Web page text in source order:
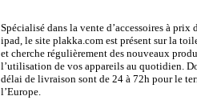
Spécialisé dans la vente d’accessoires à
ipad, le site plakka.com est présent sur la
et cherche régulièrement des nouveaux
l’utilisation de vos appareils au quotidien.
délai de livraison sont de 24 à 72h pour le
l’Europe.